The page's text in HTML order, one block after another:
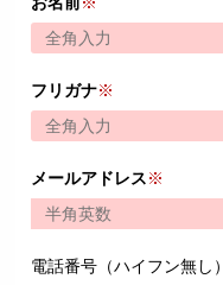
フリガナ※
メールアドレス※
電話番号（ハイフン無し）